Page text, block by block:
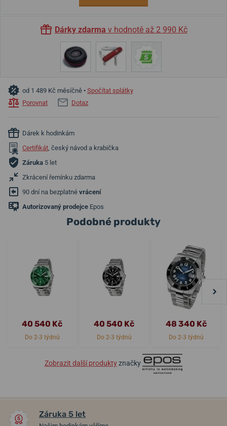
Dárky zdarma v hodnotě až 2 990 Kč
od 1 489 Kč měsíčně • Spočítat splátky
Porovnat
Dotaz
Dárek k hodinkám
Certifikát, český návod a krabička
Záruka 5 let
Zkrácení řemínku zdarma
90 dní na bezplatné vrácení
Autorizovaný prodejce Epos
Podobné produkty
40 540 Kč
Do 2-3 týdnů
40 540 Kč
Do 2-3 týdnů
48 340 Kč
Do 2-3 týdnů
Zobrazit další produktyznačky
Záruka 5 let